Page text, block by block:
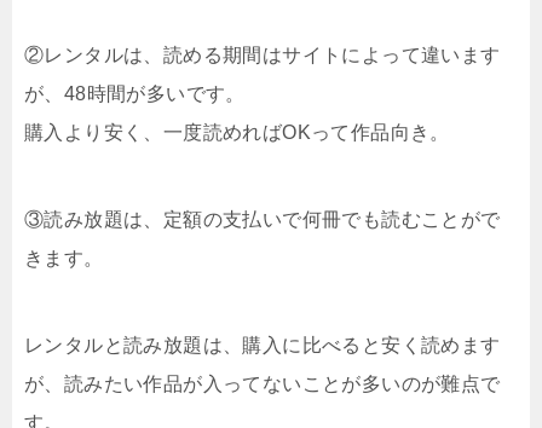
②レンタルは、読める期間はサイトによって違います
が、48時間が多いです。
購入より安く、一度読めればOKって作品向き。
③読み放題は、定額の支払いで何冊でも読むことがで
きます。
レンタルと読み放題は、購入に比べると安く読めます
が、読みたい作品が入ってないことが多いのが難点で
す。